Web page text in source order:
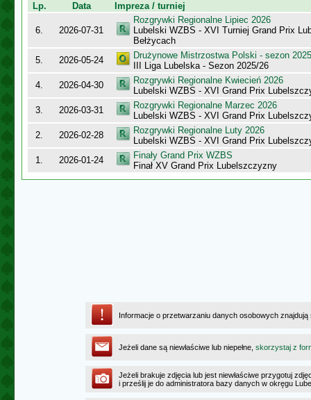
Lp. Data Impreza / turniej
6. 2026-07-31
Rozgrywki Regionalne Lipiec 2026
Lubelski WZBS - XVI Turniej Grand Prix
Bełżycach
5.
2026-05-24
Drużynowe Mistrzostwa Polski - sezon
III Liga Lubelska - Sezon 2025/26
4.
2026-04-30
Rozgrywki Regionalne Kwiecień 2026
Lubelski WZBS - XVI Grand Prix
3.
2026-03-31
Rozgrywki Regionalne Marzec 2026
Lubelski WZBS - XVI Grand Prix
2.
2026-02-28
Rozgrywki Regionalne Luty 2026
Lubelski WZBS - XVI Grand Prix
1.
2026-01-24
Finały Grand Prix WZBS
Finał XV Grand Prix Lubelszczyzny
Informacje o przetwarzaniu danych osobowych
Jeżeli dane są niewłaściwe lub niepełne, skorzystaj z
Jeżeli brakuje zdjęcia lub jest niewłaściwe przygotuj
i prześlij je do administratora bazy danych w okręgu